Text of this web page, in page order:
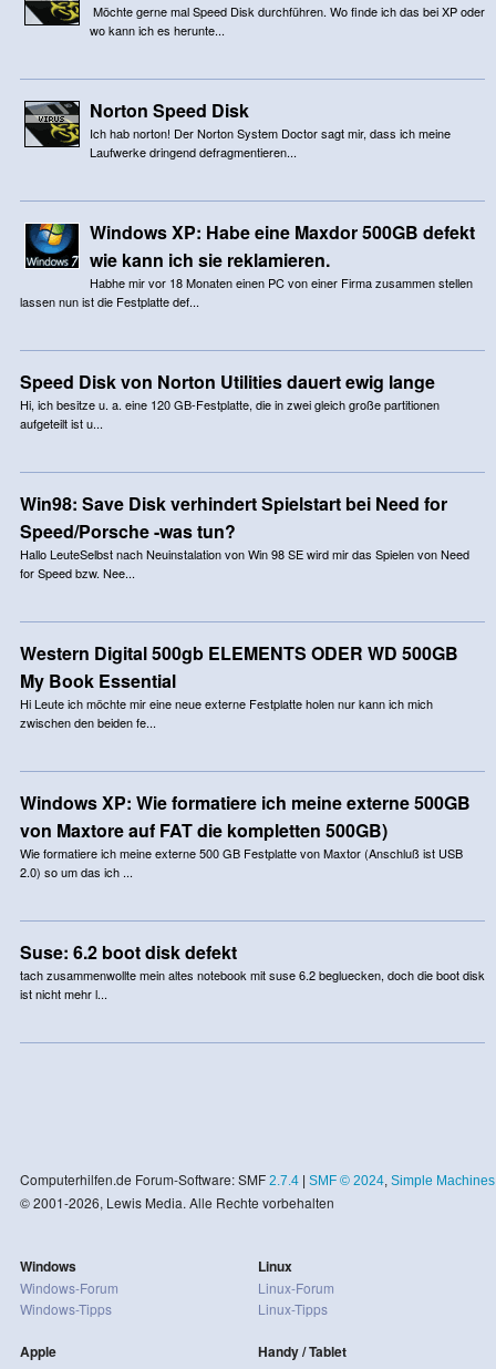
Möchte gerne mal Speed Disk durchführen. Wo finde ich das bei XP oder
wo kann ich es herunte...
Norton Speed Disk
Ich hab norton! Der Norton System Doctor sagt mir, dass ich meine
Laufwerke dringend defragmentieren...
Windows XP: Habe eine Maxdor 500GB defekt
wie kann ich sie reklamieren.
Habhe mir vor 18 Monaten einen PC von einer Firma zusammen stellen
lassen nun ist die Festplatte def...
Speed Disk von Norton Utilities dauert ewig lange
Hi, ich besitze u. a. eine 120 GB-Festplatte, die in zwei gleich große partitionen
aufgeteilt ist u...
Win98: Save Disk verhindert Spielstart bei Need for
Speed/Porsche -was tun?
Hallo LeuteSelbst nach Neuinstalation von Win 98 SE wird mir das Spielen von Need
for Speed bzw. Nee...
Western Digital 500gb ELEMENTS ODER WD 500GB
My Book Essential
Hi Leute ich möchte mir eine neue externe Festplatte holen nur kann ich mich
zwischen den beiden fe...
Windows XP: Wie formatiere ich meine externe 500GB
von Maxtore auf FAT die kompletten 500GB)
Wie formatiere ich meine externe 500 GB Festplatte von Maxtor (Anschluß ist USB
2.0) so um das ich ...
Suse: 6.2 boot disk defekt
tach zusammenwollte mein altes notebook mit suse 6.2 begluecken, doch die boot disk
ist nicht mehr l...
Computerhilfen.de Forum-Software: SMF 2.7.4| SMF © 2024, Simple Machines
© 2001-2026, Lewis Media. Alle Rechte vorbehalten
Windows
Windows-Forum
Windows-Tipps
Apple
Linux
Linux-Forum
Linux-Tipps
Handy / Tablet